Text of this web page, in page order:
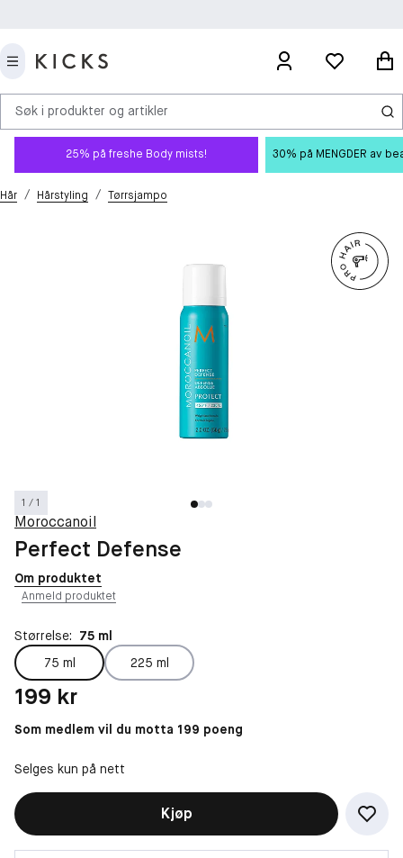
Søk i produkter og artikler
25% på freshe Body mists! 30% på MENGDER av
Hår / Hårstyling / Tørrsjampo
1 / 1
Moroccanoil
Perfect Defense
Om produktet
Anmeld produktet
Størrelse: 75 ml
75 ml
225 ml
Pris: 199 kr
199 kr
Som medlem vil du motta 199 poeng
Selges kun på nett
Kjøp